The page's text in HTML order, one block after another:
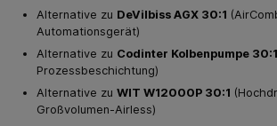
Alternative zu DeVilbiss AGX 30:1
Automationsgerät)
Alternative zu Codinter Kolbenpumpe
Prozessbeschichtung)
Alternative zuWIT W12000P 30:1
Großvolumen-Airless)